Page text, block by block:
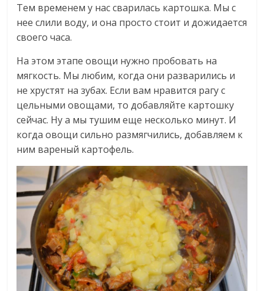
Тем временем у нас сварилась картошка. Мы с
нее слили воду, и она просто стоит и дожидается
своего часа.
На этом этапе овощи нужно пробовать на
мягкость. Мы любим, когда они разварились и
не хрустят на зубах. Если вам нравится рагу с
цельными овощами, то добавляйте картошку
сейчас. Ну а мы тушим еще несколько минут. И
когда овощи сильно размягчились, добавляем к
ним вареный картофель.